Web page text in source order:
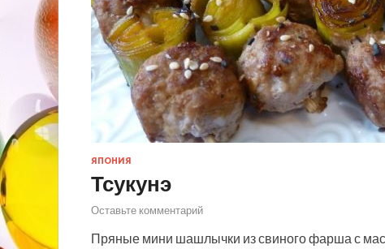
ЯПОНИЯ
Тсукунэ
Оставьте комментарий
Пряные мини шашлычки из свиного фарша с